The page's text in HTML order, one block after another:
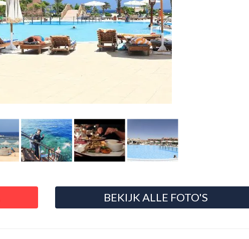
BEKIJK ALLE FOTO'S